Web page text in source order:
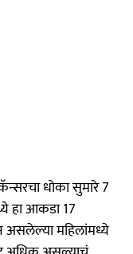
धोका सुमारे 7
हा आकडा 17
असलेल्या महिलांमध्ये